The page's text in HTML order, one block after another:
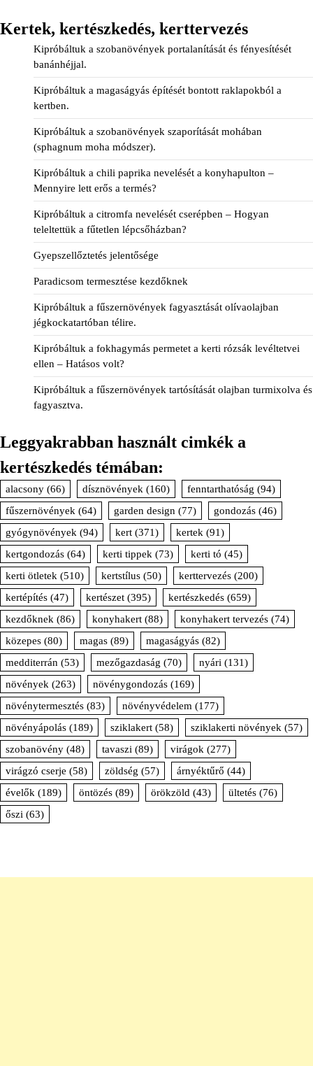
Kertek, kertészkedés, kerttervezés
Kipróbáltuk a szobanövények portalanítását és fényesítését
banánhéjjal.
Kipróbáltuk a magaságyás építését bontott raklapokból a
kertben.
Kipróbáltuk a szobanövények szaporítását mohában
(sphagnum moha módszer).
Kipróbáltuk a chili paprika nevelését a konyhapulton –
Mennyire lett erős a termés?
Kipróbáltuk a citromfa nevelését cserépben – Hogyan
teleltettük a fűtetlen lépcsőházban?
Gyepszellőztetés jelentősége
Paradicsom termesztése kezdőknek
Kipróbáltuk a fűszernövények fagyasztását olívaolajban
jégkockatartóban télire.
Kipróbáltuk a fokhagymás permetet a kerti rózsák levéltetvei
ellen – Hatásos volt?
Kipróbáltuk a fűszernövények tartósítását olajban turmixolva és
fagyasztva.
Leggyakrabban használt cimkék a
kertészkedés témában:
alacsony (66) dísznövények (160) fenntarthatóság (94)
fűszernövények (64) garden design (77) gondozás (46)
gyógynövények (94) kert (371) kertek (91)
kertgondozás (64) kerti tippek (73) kerti tó (45)
kerti ötletek (510) kertstílus (50) kerttervezés (200)
kertépítés (47) kertészet (395) kertészkedés (659)
kezdőknek (86) konyhakert (88) konyhakert tervezés (74)
közepes (80) magas (89) magaságyás (82)
medditerrán (53) mezőgazdaság (70) nyári (131)
növények (263) növénygondozás (169)
növénytermesztés (83) növényvédelem (177)
növényápolás (189) sziklakert (58) sziklakerti növények (57)
szobanövény (48) tavaszi (89) virágok (277)
virágzó cserje (58) zöldség (57) árnyéktűrő (44)
évelők (189) öntözés (89) örökzöld (43) ültetés (76)
őszi (63)